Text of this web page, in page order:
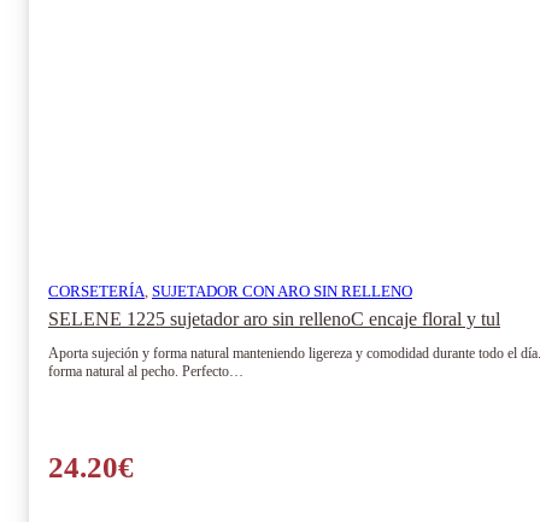
CORSETERÍA SUJETADOR CON ARO SIN RELLENO
SELENE 1225 sujetador aro sin rellenoC encaje floral y tul
Aporta sujeción y forma natural manteniendo ligereza y comodidad durante todo el
forma natural al pecho. Perfecto…
24.20€